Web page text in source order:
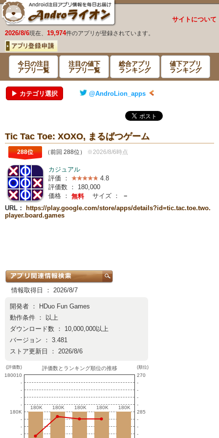
サイトについて
2026/8/6現在、 19,974件のアプリが登録されています。
今日の注目
アプリ一覧
注目の値下
アプリ一覧
総合アプリ
ランキング
値下アプリ
ランキング
▶ カテゴリ選択 @AndroLion_apps
Tic Tac Toe: XOXO, まるばつゲーム
288位 （前回 288位） ※2026/8/6時点
カジュアル
評価 ：
4.8
評価数 ： 180,000
価格 ： 無料 サイズ ：
－
URL：
https://play.google.com/store/apps/details?id=tic.tac.toe.two.
player.board.games
情報取得日 ： 2026/8/7
開発者 ：
HDuo Fun Games
動作条件 ： 以上
ダウンロード数 ： 10,000,000以上
バージョン ： 3.481
ストア更新日 ： 2026/8/6
(評価数)
180010
-
-
-
-
180K
-
-
-
評価数とランキング順位の推移
180K
180K 180K
180K 180K
180K 180K
180K 180K
180K
(順位)
270
-
-
-
-
285
-
-
-